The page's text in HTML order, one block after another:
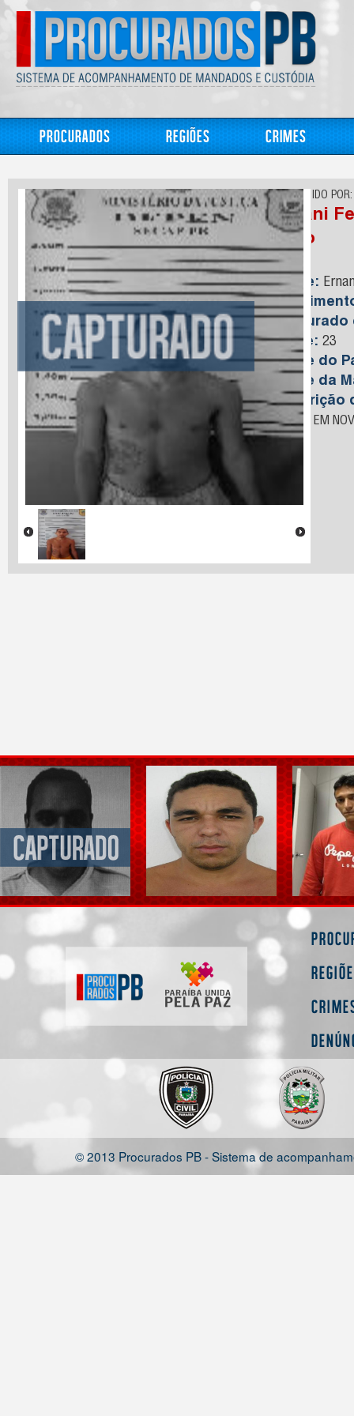
Procurados Regiões Crimes
CONHECIDO POR:
Ernani
Neto
Nome:
Capturado
Idade: 23
Nome do
Nome da
Descrição
PRESO EM
© 2013 Procurados PB - Sistema de